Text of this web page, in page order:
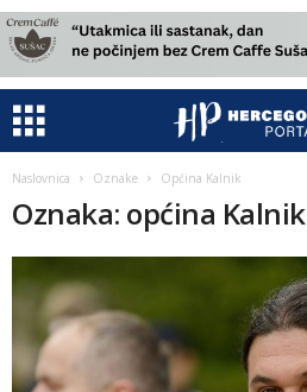
Naslovnica Oznake Općina Kalnik
Oznaka: općina Kalnik